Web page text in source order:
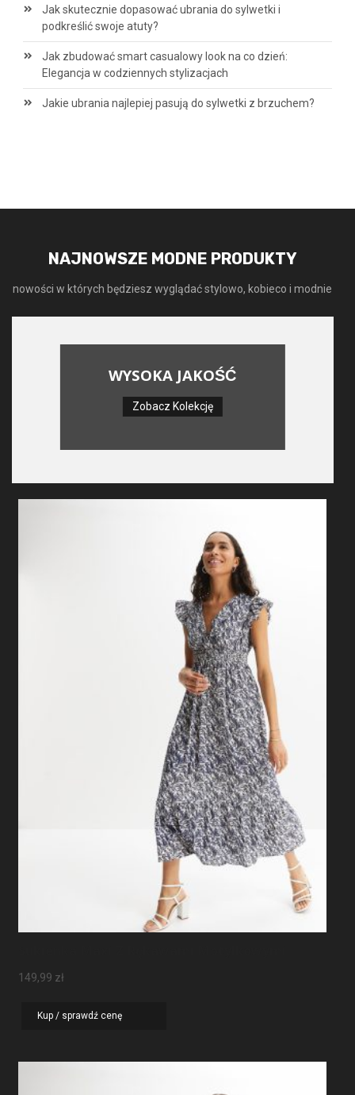
Jak skutecznie dopasować ubrania do sylwetki i
podkreślić swoje atuty?
Jak zbudować smart casualowy look na co dzień:
Elegancja w codziennych stylizacjach
Jakie ubrania najlepiej pasują do sylwetki z brzuchem?
NAJNOWSZE MODNE PRODUKTY
nowości w których będziesz wyglądać stylowo, kobieco i modnie
WYSOKA JAKOŚĆ
Zobacz Kolekcję
149,99 zł
Kup / sprawdź cenę